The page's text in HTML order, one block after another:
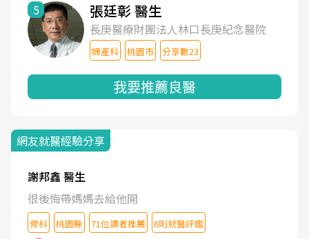
5 張廷彰 醫生
長庚醫療財團法人林口長庚紀念醫院
婦產科 桃園市 分享數23
我要推薦良醫
網友就醫經驗分享
謝邦鑫 醫生
很後悔帶媽媽去給他開
骨科 桃園縣 71位讀者推薦 6則就醫評鑑